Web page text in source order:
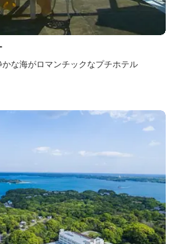
な海がロマンチックなプチホテル